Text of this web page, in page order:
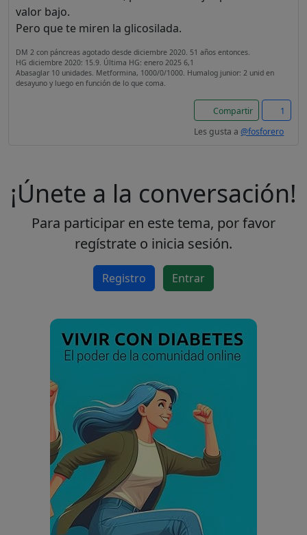
valor bajo.
Pero que te miren la glicosilada.
DM 2 con páncreas agotado desde diciembre 2020. 51 años entonces.
HG diciembre 2020: 15.9. Última HG: enero 2025 6,1
Abasaglar 10 unidades. Metformina, 1000/0/1000. Humalog junior: 2 unid en
desayuno y luego en función de lo que coma.
Compartir
1
Les gusta a@fosforero
¡Únete a la conversación!
Para participar en este tema, por favor
regístrate o inicia sesión.
Registro Entrar
Este sitio web utiliza
cookies para garantizar
que obtengas la mejor
experiencia en nuestro
sitio.
Leer más sobre las cookies
El registro es
completamente gratuito.
Los usuarios registrados
pueden participar en la
comunidad y navegar por el
foro sin publicidad.
Aceptar
registro